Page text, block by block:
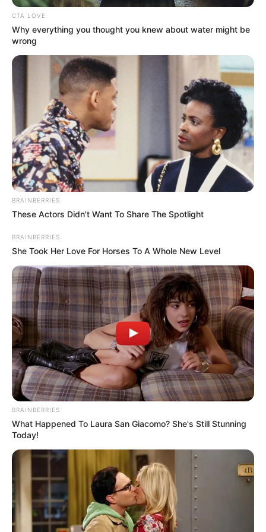
ΤΑ ΠΙΟ ΔΗΜΟΦΙΛΗ
CTA LOVE
Why everything you thought you knew about water might be
wrong
BRAINBERRIES
These Actors Didn't Want To Share The Spotlight
BRAINBERRIES
She Took Her Love For Horses To A Whole New Level
BRAINBERRIES
What Happened To Laura San Giacomo? She's Still Stunning
Today!